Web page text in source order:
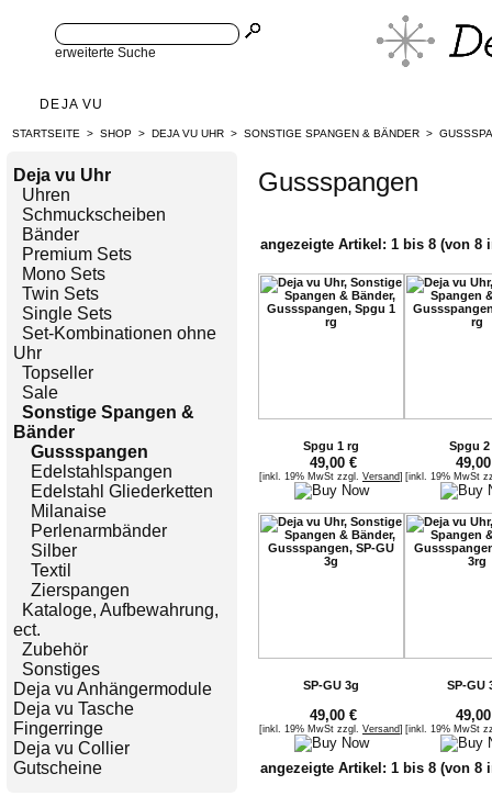
erweiterte Suche
DEJA VU
STARTSEITE > SHOP > DEJA VU UHR > SONSTIGE SPANGEN & BÄNDER >
Deja vu Uhr
Uhren
Schmuckscheiben
Bänder
Premium Sets
Mono Sets
Twin Sets
Single Sets
Set-Kombinationen ohne
Uhr
Topseller
Sale
Sonstige Spangen &
Bänder
Gussspangen
Edelstahlspangen
Edelstahl Gliederketten
Milanaise
Perlenarmbänder
Silber
Textil
Zierspangen
Kataloge, Aufbewahrung,
ect.
Zubehör
Sonstiges
Deja vu Anhängermodule
Deja vu Tasche
Fingerringe
Deja vu Collier
Gutscheine
Gussspangen
angezeigte Artikel: 1 bis 8 (von 8
Spgu 1 rg Spgu
49,00 €
[inkl. 19% MwSt zzgl. Versand] [inkl. 19% MwSt
SP-GU 3g SP-GU
49,00 €
[inkl. 19% MwSt zzgl. Versand] [inkl. 19% MwSt
angezeigte Artikel: 1 bis 8 (von 8